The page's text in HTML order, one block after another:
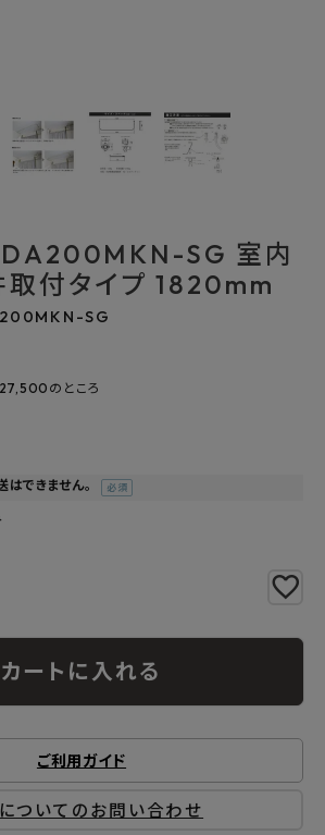
ちらから
SG 室内
取付タイプ 1820mm
SG
27,500 のところ
できません。
(必
カートに入れる
ご利用ガイド
ついてのお問い合わせ